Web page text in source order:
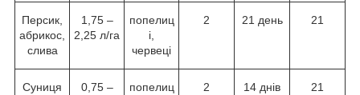
Персик,
абрикос,
слива
1,75 –
2,25 л/га
попелиц
і,
червеці
2 21 день 21
Суниця
0,75 –
попелиц
2 14 днів 21